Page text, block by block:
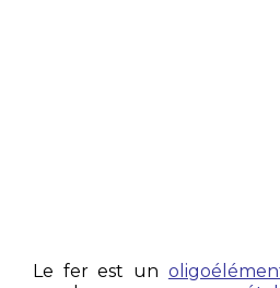
Le fer est un